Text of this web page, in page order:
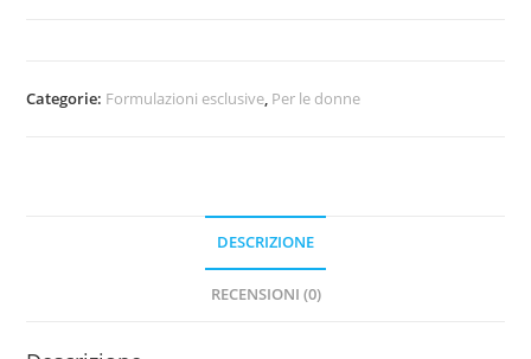
DA
Categorie: Formulazioni esclusive, Per le donne
DESCRIZIONE
RECENSIONI (0)